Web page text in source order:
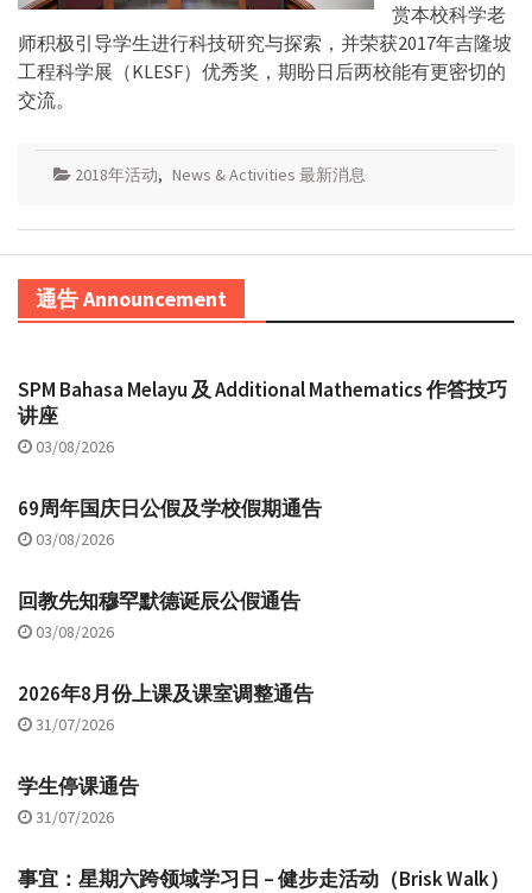
赏本校科学老
师积极引导学生进行科技研究与探索，并荣获2017年吉隆坡
工程科学展（KLESF）优秀奖，期盼日后两校能有更密切的
交流。
2018年活动, News & Activities 最新消息
通告 Announcement
SPM Bahasa Melayu 及 Additional Mathematics 作答技巧
讲座
03/08/2026
69周年国庆日公假及学校假期通告
03/08/2026
回教先知穆罕默德诞辰公假通告
03/08/2026
2026年8月份上课及课室调整通告
31/07/2026
学生停课通告
31/07/2026
事宜：星期六跨领域学习日 – 健步走活动（Brisk Walk）